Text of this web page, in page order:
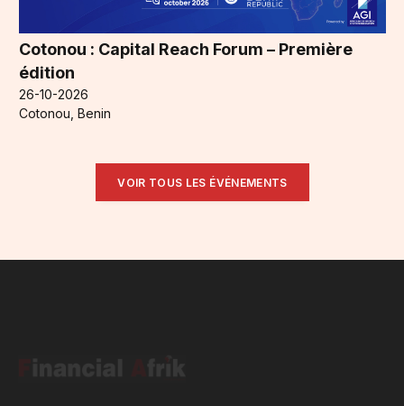
Cotonou : Capital Reach Forum – Première
édition
26-10-2026
Cotonou, Benin
VOIR TOUS LES ÉVÉNEMENTS